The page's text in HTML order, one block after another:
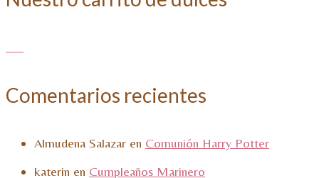
Comentarios recientes
Almudena Salazar en Comunión Harry Potter
katerin en Cumpleaños Marinero